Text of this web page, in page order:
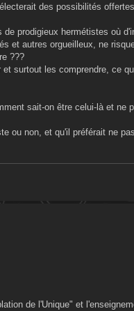
des possibilités
prodigieux hermétistes où
et autres orgueilleux, ne
???
surtout les comprendre, ce
sait-on être celui-là et ne
ou non, et qu'il préférait ne
de l'Unique" et